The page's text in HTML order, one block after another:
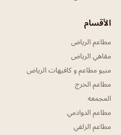
الأقسام
مطاعم الرياض
مقاهي الرياض
منيو مطاعم و كافيهات الرياض
مطاعم الخرج
المجمعه
مطاعم الدوادمي
مطاعم الزلفي